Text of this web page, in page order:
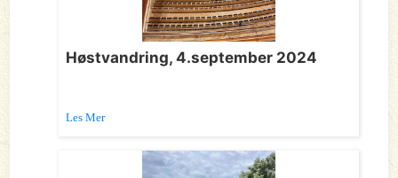
Høstvandring, 4.september 2024
Les Mer